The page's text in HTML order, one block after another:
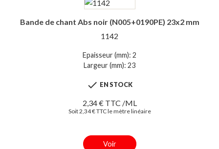
Bande de chant Abs noir (N005+0190PE) 23x2 mm
1142
Epaisseur (mm): 2
Largeur (mm): 23
 EN STOCK
2,34 € TTC /ML
Soit 2,34 € TTC le mètre linéaire
Voir